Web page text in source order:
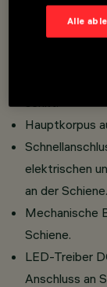
Dank der
Systems ist
ein hoher
speziellen
senkt.
Hauptkorpus
elektrischen
an der Schiene.
Mechanische
Schiene.
LED-Treiber
Anschluss an
Alle